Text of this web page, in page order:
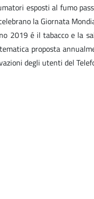
esposti al fumo
la Giornata
2019 é il tabacco e la
proposta
degli utenti del